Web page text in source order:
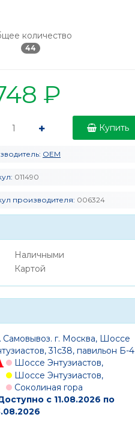
количество
44
₽
Купить
OEM
011490
производителя: 006324
Наличными
Картой
Самовывоз. г. Москва, Шоссе
31с38, павильон Б-4
Шоссе Энтузиастов,
Шоссе Энтузиастов,
Соколиная гора
с 11.08.2026 по